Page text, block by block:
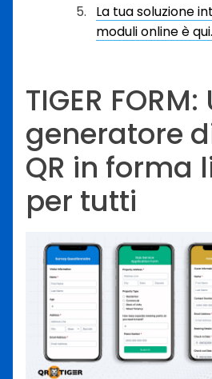
La tua soluzione
moduli online è qui.
TIGER FORM:
generatore
QR in forma
per tutti